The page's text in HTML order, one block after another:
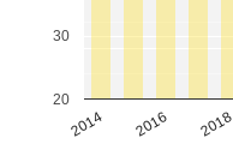
2014 2016 2018
20
30